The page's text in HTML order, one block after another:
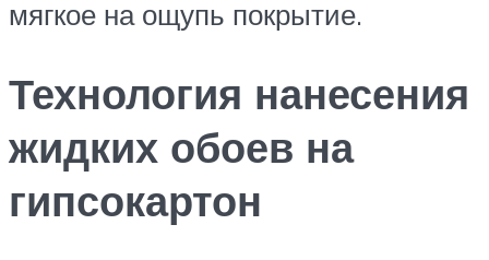
мягкое на ощупь покрытие.
Технология нанесения
жидких обоев на
гипсокартон